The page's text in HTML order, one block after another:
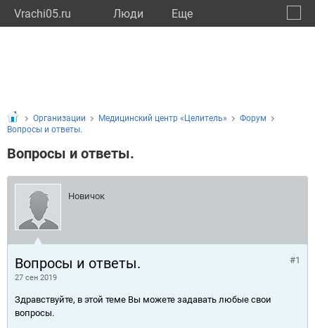
Vrachi05.ru Люди Eще
Организации Медицинский центр «Целитель»
Форум
Вопросы и ответы.
Вопросы и ответы.
Новичок
Вопросы и ответы.
27 сен 2019
#1
Здравствуйте, в этой теме Вы можете задавать любые свои
вопросы.